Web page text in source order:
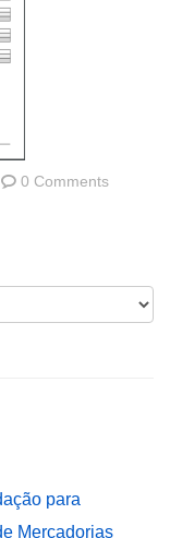
0 Comments
para
Mercadorias